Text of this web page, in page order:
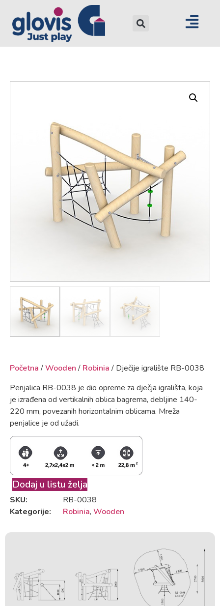
Početna /Wooden / Robinia / Dječije igralište RB-0038
Penjalica RB-0038 je dio opreme za dječja igrališta, koja
je izrađena od vertikalnih oblica bagrema, debljine 140-
220 mm, povezanih horizontalnim oblicama. Mreža
penjalice je od užadi.
Dodaj u listu želja
SKU:
RB-0038
Kategorije:
Robinia, Wooden